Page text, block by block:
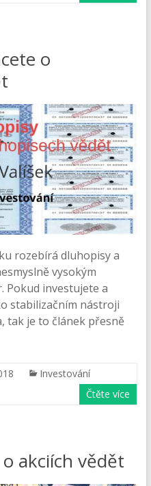
o
rozebírá dluhopisy a
vysokým
Pokud investujete a
stabilizačním nástroji
tak je to článek přesně
Investování
Čtěte více
akciích vědět